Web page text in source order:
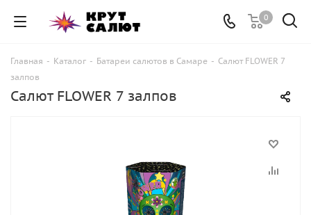
0
Главная - Каталог - Батареи салютов в Самаре - Салют FLOWER 7
залпов
Салют FLOWER 7 залпов